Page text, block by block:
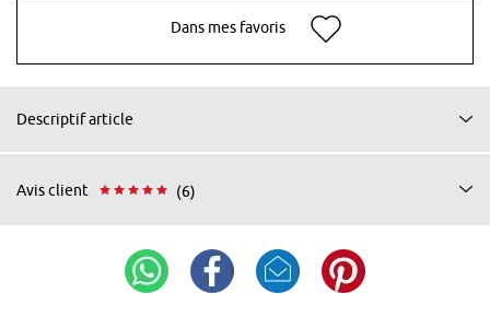
Dans mes favoris
Descriptif article
Avis client (6)